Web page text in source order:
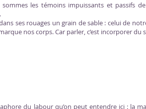
les témoins impuissants et passifs
ses rouages un grain de sable : celui de
nos corps. Car parler, c’est incorporer du
du labour qu’on peut entendre ici : la